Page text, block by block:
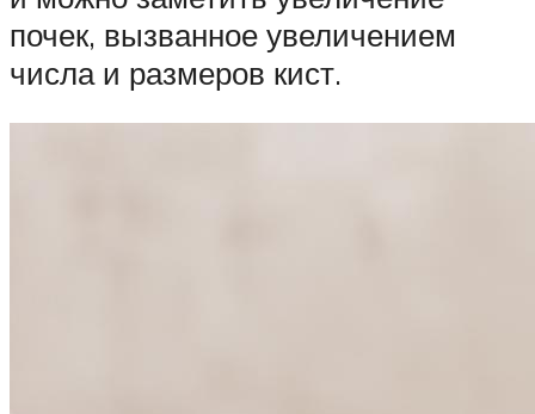
почек, вызванное увеличением
числа и размеров кист.